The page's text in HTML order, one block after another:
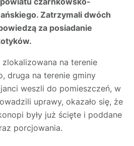
Zatrzymali dwóch
za posiadanie
na terenie
druga na terenie gminy
weszli do pomieszczeń, w
uprawy, okazało się, że
były już ścięte i poddane
porcjowania.